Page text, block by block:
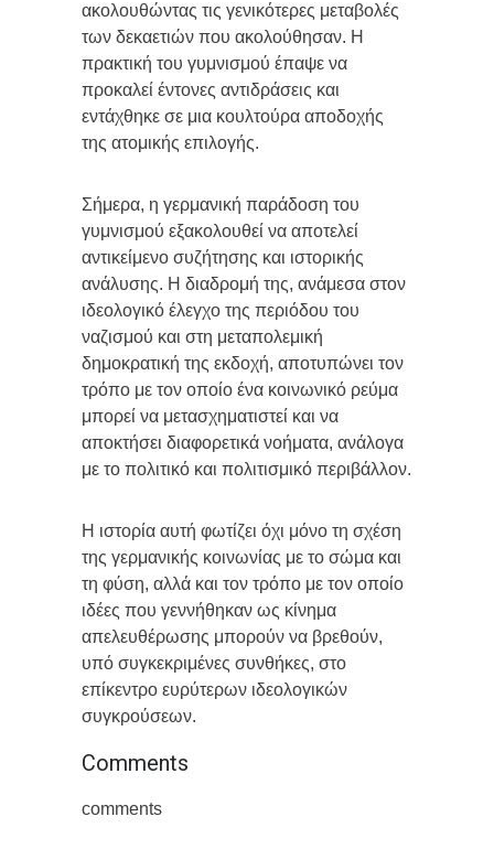
ακολουθώντας τις γενικότερες μεταβολές
των δεκαετιών που ακολούθησαν. Η
πρακτική του γυμνισμού έπαψε να
προκαλεί έντονες αντιδράσεις και
εντάχθηκε σε μια κουλτούρα αποδοχής
της ατομικής επιλογής.
Σήμερα, η γερμανική παράδοση του
γυμνισμού εξακολουθεί να αποτελεί
αντικείμενο συζήτησης και ιστορικής
ανάλυσης. Η διαδρομή της, ανάμεσα στον
ιδεολογικό έλεγχο της περιόδου του
ναζισμού και στη μεταπολεμική
δημοκρατική της εκδοχή, αποτυπώνει τον
τρόπο με τον οποίο ένα κοινωνικό ρεύμα
μπορεί να μετασχηματιστεί και να
αποκτήσει διαφορετικά νοήματα, ανάλογα
με το πολιτικό και πολιτισμικό περιβάλλον.
Η ιστορία αυτή φωτίζει όχι μόνο τη σχέση
της γερμανικής κοινωνίας με το σώμα και
τη φύση, αλλά και τον τρόπο με τον οποίο
ιδέες που γεννήθηκαν ως κίνημα
απελευθέρωσης μπορούν να βρεθούν,
υπό συγκεκριμένες συνθήκες, στο
επίκεντρο ευρύτερων ιδεολογικών
συγκρούσεων.
Comments
comments